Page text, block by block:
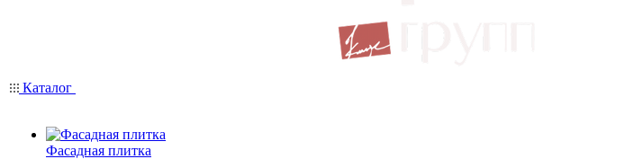
Каталог
Фасадная плитка